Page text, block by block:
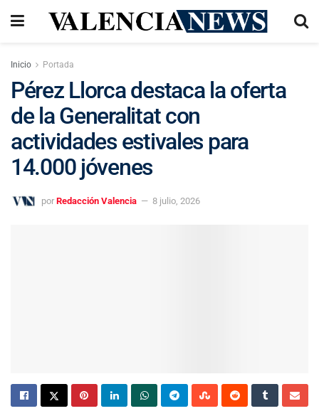
Inicio Portada
Pérez Llorca destaca la oferta
de la Generalitat con
actividades estivales para
14.000 jóvenes
por Redacción Valencia 8 julio, 2026